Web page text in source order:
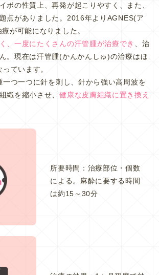
ボの性質上、再発が起こりやすく、また、
点がありました。2016年よりAGNES(ア
が可能になりました。
、一度にたくさんの汗管腫が治療でき
、治
。現在は汗管腫(かんかんしゅ)の治療はほ
ています。
一つ一つに針を刺し、針から強い高周波を
織を縮小させ、健康な皮膚組織に置き換え
所要時間：治療部位・個数
による。麻酔に要する時間
は約15～30分